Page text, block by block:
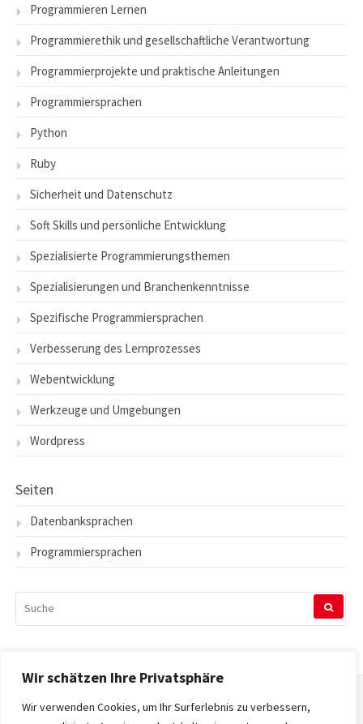
Wir schätzen Ihre Privatsphäre
Wir verwenden Cookies, um Ihr Surferlebnis zu verbessern,
Programmieren Lernen
Programmierethik und gesellschaftliche Verantwortung
Programmierprojekte und praktische Anleitungen
Programmiersprachen
Python
Ruby
Sicherheit und Datenschutz
Soft Skills und persönliche Entwicklung
Spezialisierte Programmierungsthemen
Spezialisierungen und Branchenkenntnisse
Spezifische Programmiersprachen
Verbesserung des Lernprozesses
Webentwicklung
Werkzeuge und Umgebungen
Wordpress
Seiten
Datenbanksprachen
Programmiersprachen
NACH:
Startseite